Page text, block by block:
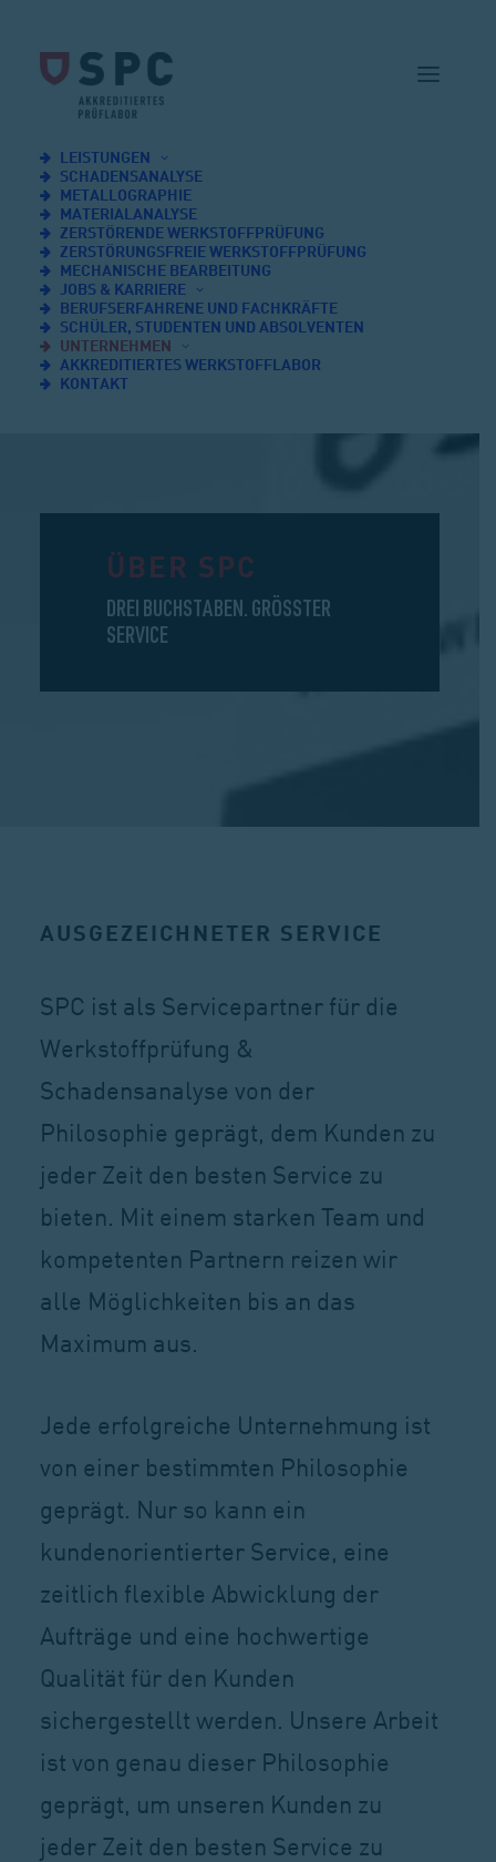
LEISTUNGEN
SCHADENSANALYSE
METALLOGRAPHIE
MATERIALANALYSE
ZERSTÖRENDE WERKSTOFFPRÜFUNG
ZERSTÖRUNGSFREIE WERKSTOFFPRÜFUNG
MECHANISCHE BEARBEITUNG
JOBS & KARRIERE
BERUFSERFAHRENE UND FACHKRÄFTE
SCHÜLER, STUDENTEN UND ABSOLVENTEN
UNTERNEHMEN
AKKREDITIERTES WERKSTOFFLABOR
KONTAKT
ÜBER SPC
DREI BUCHSTABEN. GRÖSSTER S
ERVICE
AUSGEZEICHNETER SERVICE
SPC ist als Servicepartner für die
Werkstoffprüfung &
Schadensanalyse von der
Philosophie geprägt, dem Kunden zu
jeder Zeit den besten Service zu
bieten. Mit einem starken Team und
kompetenten Partnern reizen wir
alle Möglichkeiten bis an das
Maximum aus.
Jede erfolgreiche Unternehmung ist
von einer bestimmten Philosophie
geprägt. Nur so kann ein
kundenorientierter Service, eine
zeitlich flexible Abwicklung der
Aufträge und eine hochwertige
Qualität für den Kunden
sichergestellt werden. Unsere Arbeit
ist von genau dieser Philosophie
geprägt, um unseren Kunden zu
jeder Zeit den besten Service zu